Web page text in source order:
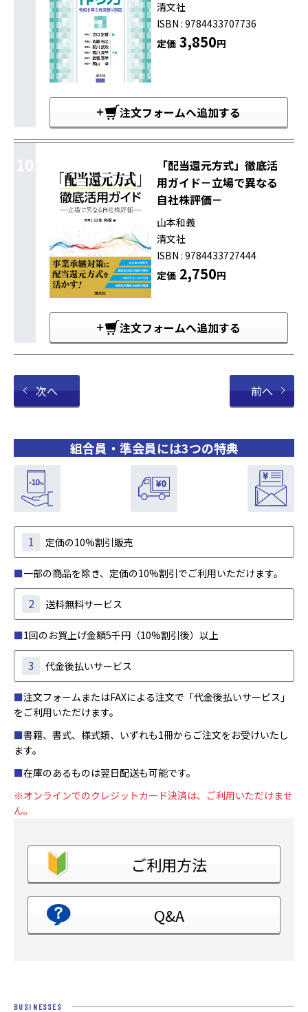
組合員・準会員には3つの特典
1 定価の10%割引販売
■一部の商品を除き、定価の10%割引でご利用いただけます。
2 送料無料サービス
■1回のお買上げ金額5千円（10%割引後）以上
3 代金後払いサービス
■注文フォームまたはFAXによる注文で「代金後払いサービス」
をご利用いただけます。
■書籍、書式、様式類、いずれも1冊からご注文をお受けいたし
ます。
■在庫のあるものは翌日配送も可能です。
※オンラインでのクレジットカード決済は、ご利用いただけませ
ん。
ご利用方法
Q&A
清文社
ISBN : 9784433707736
定価3,850円
注文フォームへ追加する
10
「配当還元方式」徹底活
用ガイド－立場で異なる
自社株評価－
山本和義
清文社
ISBN : 9784433727444
定価2,750円
注文フォームへ追加する
次へ 前へ
BUSINESSES